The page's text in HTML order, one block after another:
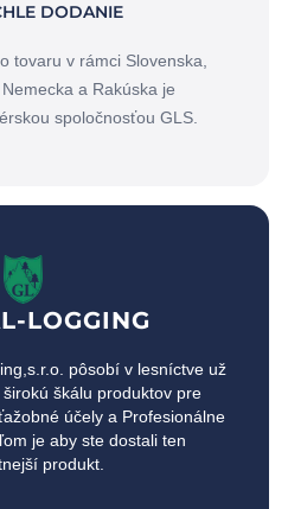
DODANIE
tovaru v rámci Slovenska,
a Rakúska je
spoločnosťou GLS.
LOGGING
pôsobí v lesníctve už
škálu produktov pre
účely a Profesionálne
je aby ste dostali ten
produkt.